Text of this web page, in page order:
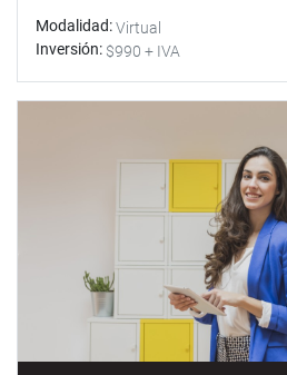
Modalidad Virtual
Inversión $990 + IVA